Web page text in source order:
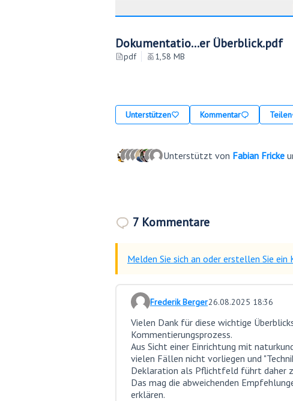
Dokumentatio...er Überblick.pdf
pdf 1,58 MB
Unterstützen Kommentar Teilen
Unterstützt von Fabian Fricke
7 Kommentare
Melden Sie sich an oder erstellen Sie
Kommentar 11
Frederik Berger26.08.2025 18:36
Vielen Dank für diese wichtige
Kommentierungsprozess.
Aus Sicht einer Einrichtung mit
vielen Fällen nicht vorliegen und
Deklaration als Pflichtfeld führt daher
Das mag die abweichenden
erklären.